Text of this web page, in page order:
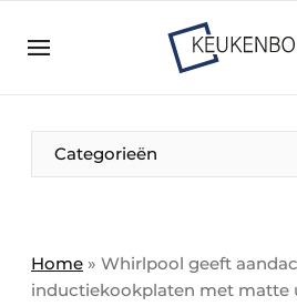
Bedrijven
Bedrijven
Direct contact
Evenement aanmelden
Categorieën
Home » Whirlpool geeft
inductiekookplaten met matte